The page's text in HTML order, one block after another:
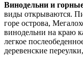
Винодельни и
виды открываются.
горе острова,
винодельни на краю
легкое
деревенские